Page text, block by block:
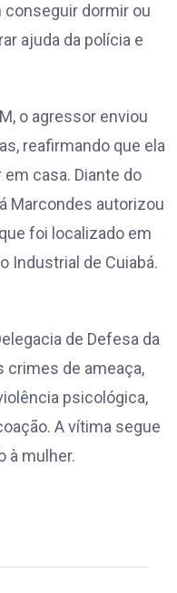
dormir ou
ajuda da polícia e
o agressor enviou
reafirmando que ela
em casa. Diante do
Marcondes autorizou
foi localizado em
Industrial de Cuiabá.
de Defesa da
crimes de ameaça,
psicológica,
A vítima segue
à mulher.